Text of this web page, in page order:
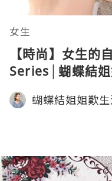
女生
【時尚】女生的
Series│蝴蝶結
蝴蝶結姐姐歎